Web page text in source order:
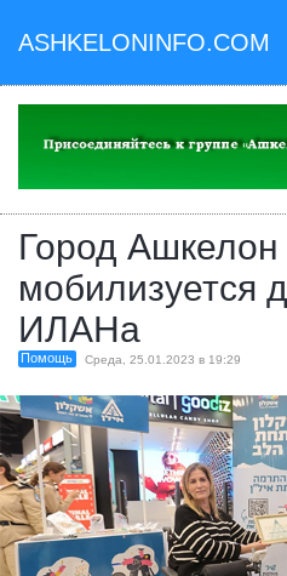
ASHKELONINFO.COM
Город Ашкелон
мобилизуется
ИЛАНа
Помощь Среда, 25.01.2023 в 19:29